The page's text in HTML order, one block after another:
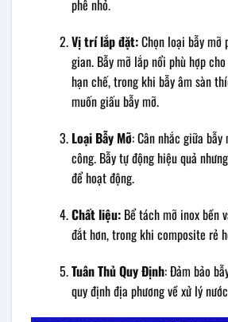
phê nhỏ.
Vị trí lắp đặt:Chọn loại bẫy mỡ
gian. Bẫy mỡ lắp nổi phù hợp
hạn chế, trong khi bẫy âm sàn
muốn giấu bẫy mỡ.
Loại Bẫy Mỡ: Cân nhắc giữa
công. Bẫy tự động hiệu quả
để hoạt động.
Chất liệu:Bể tách mỡ inox bền
đắt hơn, trong khi composite rẻ
Tuân Thủ Quy Định: Đảm bảo
quy định địa phương về xử lý